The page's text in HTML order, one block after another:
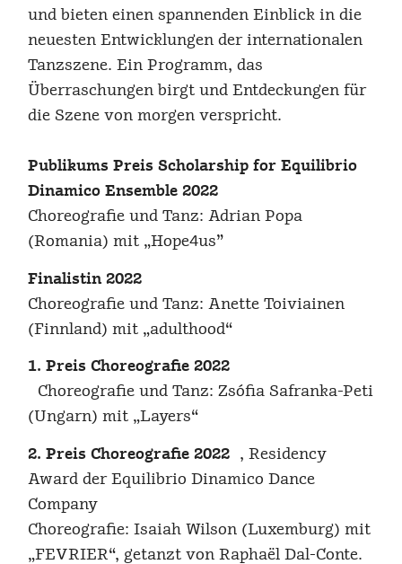
und bieten einen spannenden Einblick in die
neuesten Entwicklungen der internationalen
Tanzszene. Ein Programm, das
Überraschungen birgt und Entdeckungen für
die Szene von morgen verspricht.
Publikums Preis Scholarship for Equilibrio
Dinamico Ensemble 2022
Choreografie und Tanz: Adrian Popa
(Romania) mit „Hope4us”
Finalistin 2022
Choreografie und Tanz: Anette Toiviainen
(Finnland) mit „adulthood“
1. Preis Choreografie 2022
Choreografie und Tanz: Zsófia Safranka-Peti
(Ungarn) mit „Layers“
2. Preis Choreografie 2022 , Residency
Award der Equilibrio Dinamico Dance
Company
Choreografie: Isaiah Wilson (Luxemburg) mit
„FEVRIER“, getanzt von Raphaël Dal-Conte.